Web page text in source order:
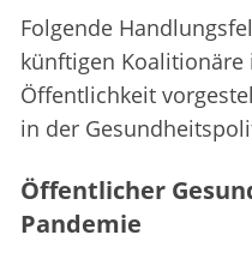
Folgende
künftigen
Öffentlichkeit
in der
Öffentlicher
Pandemie